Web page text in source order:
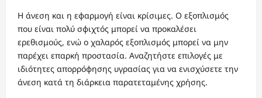
Η άνεση και η εφαρμογή είναι κρίσιμες. Ο εξοπλισμός
που είναι πολύ σφιχτός μπορεί να προκαλέσει
ερεθισμούς, ενώ ο χαλαρός εξοπλισμός μπορεί να μην
παρέχει επαρκή προστασία. Αναζητήστε επιλογές με
ιδιότητες απορρόφησης υγρασίας για να ενισχύσετε την
άνεση κατά τη διάρκεια παρατεταμένης χρήσης.